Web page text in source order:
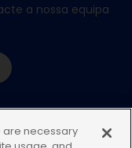
a nossa equipa
are necessary